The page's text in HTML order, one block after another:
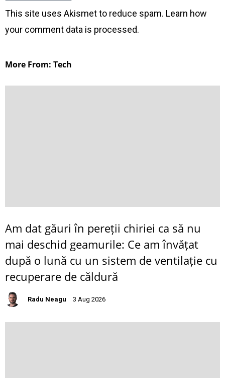
This site uses Akismet to reduce spam. Learn how
your comment data is processed.
More From: Tech
Am dat găuri în pereții chiriei ca să nu
mai deschid geamurile: Ce am învățat
după o lună cu un sistem de ventilație cu
recuperare de căldură
Radu Neagu 3 Aug 2026